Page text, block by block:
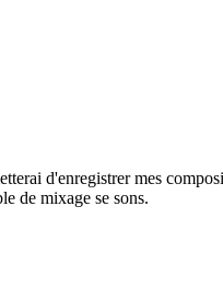
d'enregistrer mes
de mixage se sons.